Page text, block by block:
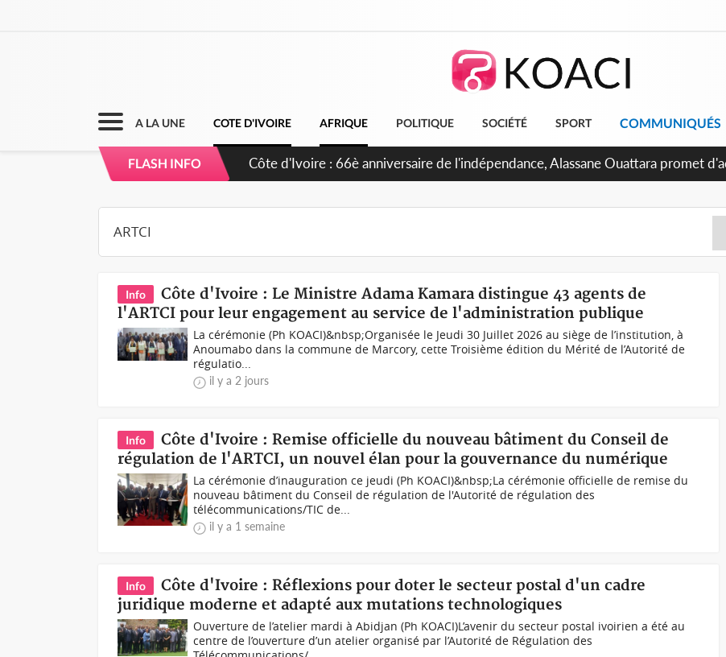
A LA UNE COTE D'IVOIRE AFRIQUE POLITIQUE SOCIÉTÉ SPORT COMMUNIQUÉS
FLASH INFO
Côte d'Ivoire : À Abidjan, Amadou Oury Bah admire le modèle ivoirien et veut
Info
Côte d'Ivoire : Le Ministre Adama Kamara distingue 43 agents de
l'ARTCI pour leur engagement au service de l'administration publique
La cérémonie (Ph KOACI)&nbsp;Organisée le Jeudi 30 Juillet 2026 au siège de l’institution, à
Anoumabo dans la commune de Marcory, cette Troisième édition du Mérité de l’Autorité de
régulatio...
il y a 2 jours
Info
Côte d'Ivoire : Remise officielle du nouveau bâtiment du Conseil de
régulation de l'ARTCI, un nouvel élan pour la gouvernance du numérique
La cérémonie d’inauguration ce jeudi (Ph KOACI)&nbsp;La cérémonie officielle de remise du
nouveau bâtiment du Conseil de régulation de l'Autorité de régulation des
télécommunications/TIC de...
il y a 1 semaine
Info
Côte d'Ivoire : Réflexions pour doter le secteur postal d'un cadre
juridique moderne et adapté aux mutations technologiques
Ouverture de l’atelier mardi à Abidjan (Ph KOACI)L’avenir du secteur postal ivoirien a été au
centre de l’ouverture d’un atelier organisé par l’Autorité de Régulation des